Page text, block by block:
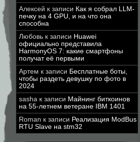
Алексей к записи Как я собрал LLM-
печку на 4 GPU, и на что она
способна
Любовь к записи Huawei
официально представила
HarmonyOS 7: какие смартфоны
получат её первыми
Артем к записи Бесплатные боты,
чтобы раздеть девушку по фото в
2024
sasha к записи Майнинг биткоинов
на 55-летнем ветеране IBM 1401
Roman к записи Реализация ModBus
RTU Slave на stm32